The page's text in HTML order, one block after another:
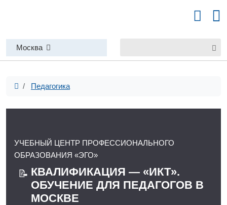
Москва
Педагогика
УЧЕБНЫЙ ЦЕНТР ПРОФЕССИОНАЛЬНОГО
ОБРАЗОВАНИЯ «ЭГО»
📝 КВАЛИФИКАЦИЯ — «ИКТ».
ОБУЧЕНИЕ ДЛЯ ПЕДАГОГОВ В
МОСКВЕ